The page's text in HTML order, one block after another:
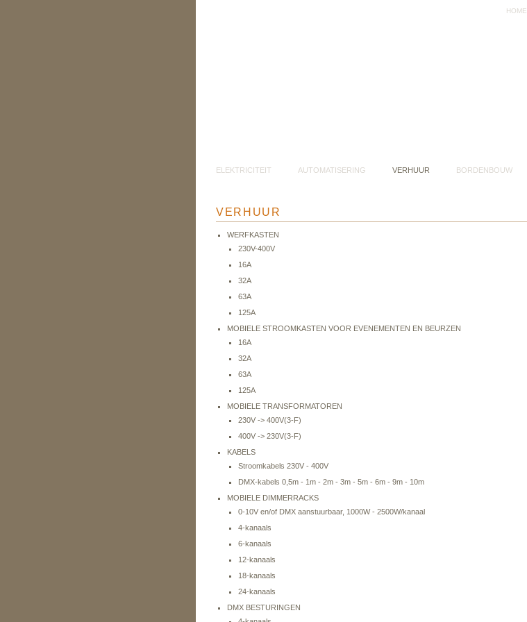
HOME
ELEKTRICITEIT AUTOMATISERING VERHUUR BORDENBOUW
VERHUUR
WERFKASTEN
230V-400V
16A
32A
63A
125A
MOBIELE STROOMKASTEN VOOR EVENEMENTEN EN BEURZEN
16A
32A
63A
125A
MOBIELE TRANSFORMATOREN
230V -> 400V(3-F)
400V -> 230V(3-F)
KABELS
Stroomkabels 230V - 400V
DMX-kabels 0,5m - 1m - 2m - 3m - 5m - 6m - 9m - 10m
MOBIELE DIMMERRACKS
0-10V en/of DMX aanstuurbaar, 1000W - 2500W/kanaal
4-kanaals
6-kanaals
12-kanaals
18-kanaals
24-kanaals
DMX BESTURINGEN